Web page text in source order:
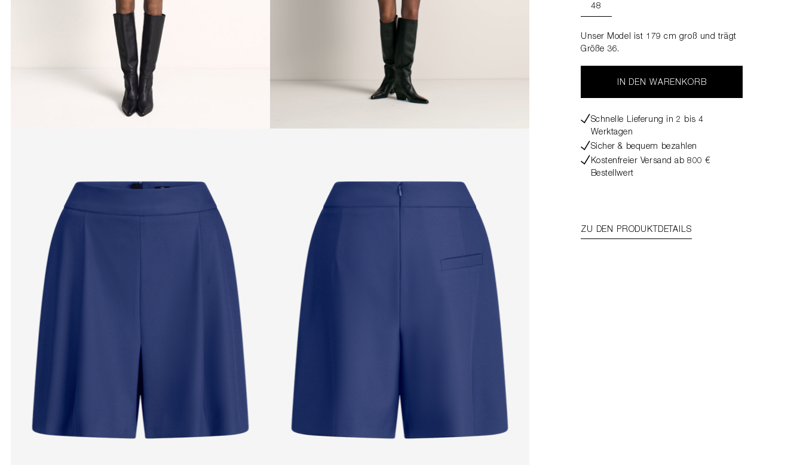
48
Unser Model ist 179 cm groß und trägt
Größe 36.
IN DEN WARENKORB
Schnelle Lieferung in 2 bis 4
Werktagen
Sicher & bequem bezahlen
Kostenfreier Versand ab 800 €
Bestellwert
ZU DEN PRODUKTDETAILS